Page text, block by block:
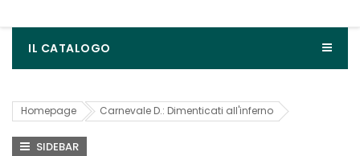
IL CATALOGO
Homepage Carnevale D.: Dimenticati all'inferno
SIDEBAR